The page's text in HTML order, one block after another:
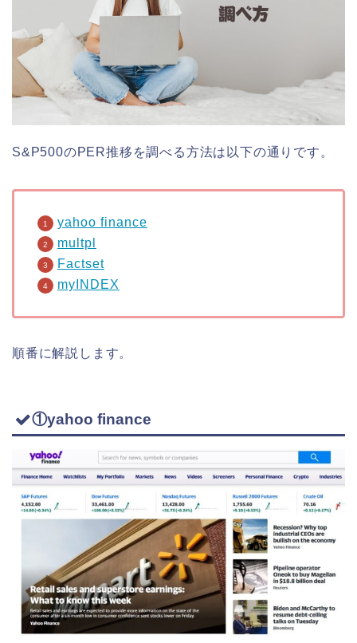
S&P500のPER推移を調べる方法は以下の通りです。
yahoo finance
multpl
Factset
myINDEX
順番に解説します。
①yahoo finance